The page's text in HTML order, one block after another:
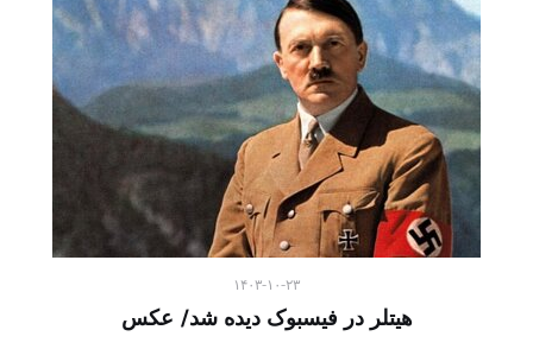
۱۴۰۳-۱۰-۲۳
هیتلر در فیسبوک دیده شد/ عکس